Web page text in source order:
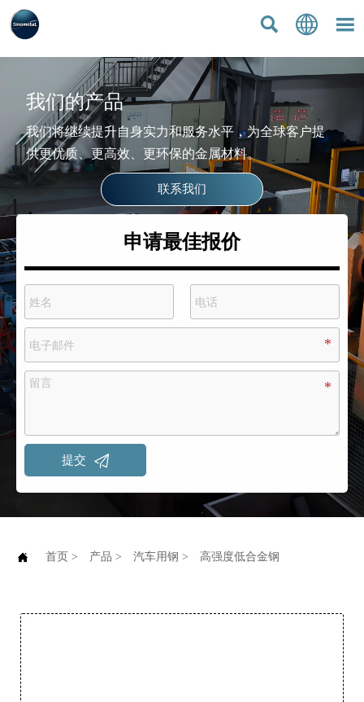
  
我们的产品
我们将继续提升自身实力和服务水平，为全球客户提
供更优质、更高效、更环保的金属材料。
联系我们
申请最佳报价
提交 
 首页 > 产品 > 汽车用钢 > 高强度低合金钢